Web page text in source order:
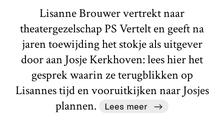
Lisanne Brouwer vertrekt naar
theatergezelschap PS Vertelt en geeft na
jaren toewijding het stokje als uitgever
door aan Josje Kerkhoven: lees hier het
gesprek waarin ze terugblikken op
Lisannes tijd en vooruitkijken naar Josjes
plannen.
Lees meer